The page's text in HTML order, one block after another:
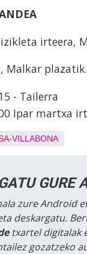
irteera,
Malkar plazatik.
- Tailerra
Ipar martxa
VILLABONA
GURE
zure Android
deskargatu.
txartel digitalak
gozatzeko